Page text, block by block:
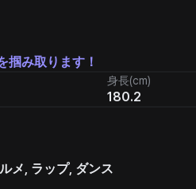
掴み取ります！
身長(cm)
180.2
メ, ラップ, ダンス